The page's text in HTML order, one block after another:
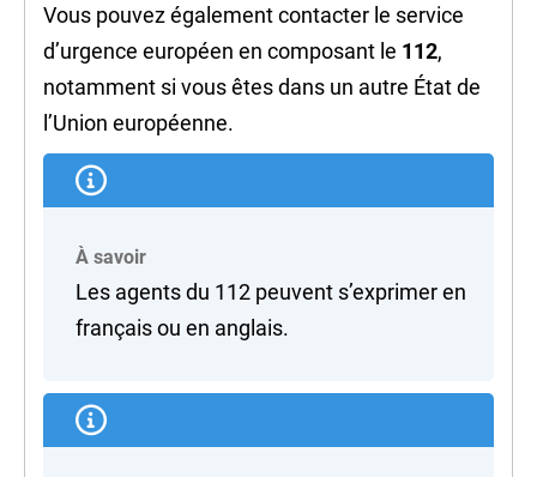
Vous pouvez également contacter le service
d’urgence européen en composant le 112,
notamment si vous êtes dans un autre État de
l’Union européenne.
À savoir
Les agents du 112 peuvent s’exprimer en
français ou en anglais.